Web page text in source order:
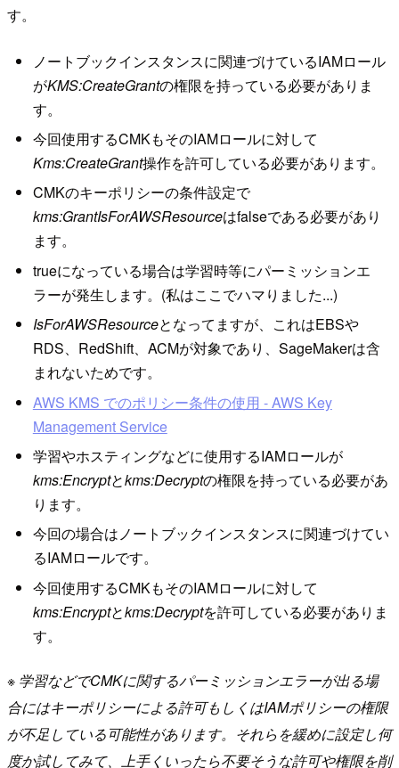
す。
ノートブックインスタンスに関連づけているIAMロール
がKMS:CreateGrantの権限を持っている必要がありま
す。
今回使用するCMKもそのIAMロールに対して
Kms:CreateGrant操作を許可している必要があります。
CMKのキーポリシーの条件設定で
kms:GrantIsForAWSResourceはfalseである必要があり
ます。
trueになっている場合は学習時等にパーミッションエ
ラーが発生します。(私はここでハマりました...)
IsForAWSResourceとなってますが、これはEBSや
RDS、RedShift、ACMが対象であり、SageMakerは含
まれないためです。
AWS KMS でのポリシー条件の使用 - AWS Key
Management Service
学習やホスティングなどに使用するIAMロールが
kms:Encryptとkms:Decryptの権限を持っている必要があ
ります。
今回の場合はノートブックインスタンスに関連づけてい
るIAMロールです。
今回使用するCMKもそのIAMロールに対して
kms:Encryptとkms:Decryptを許可している必要がありま
す。
※ 学習などでCMKに関するパーミッションエラーが出る場
合にはキーポリシーによる許可もしくはIAMポリシーの権限
が不足している可能性があります。それらを緩めに設定し何
度か試してみて、上手くいったら不要そうな許可や権限を削